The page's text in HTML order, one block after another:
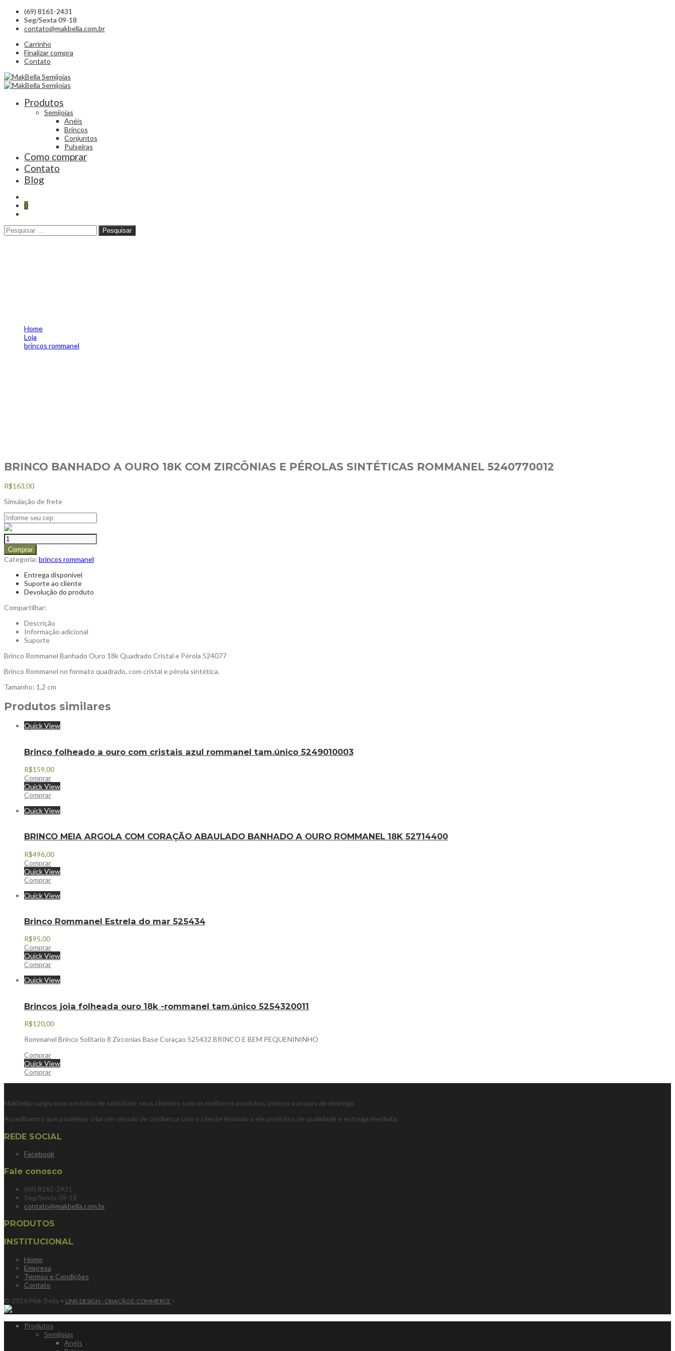
(69) 8161-2431
Seg/Sexta 09-18
contato@makbella.com.br
Carrinho
Finalizar compra
Contato
Produtos
Semijoias
Anéis
Brincos
Conjuntos
Pulseiras
Como comprar
Contato
Blog
0
Pesquisar Pesquisar
Home
Loja
brincos rommanel
BRINCO BANHADO A OURO 18K COM ZIRCÔNIAS E PÉROLAS SINTÉTICAS ROMMANEL 5240770012
R$163,00
Simulação de frete
Comprar
Categoria: brincos rommanel
Entrega disponível
Suporte ao cliente
Devolução do produto
Compartilhar:
Descrição
Informação adicional
Suporte
Brinco Rommanel Banhado Ouro 18k Quadrado Cristal e Pérola 524077
Brinco Rommanel no formato quadrado, com cristal e pérola sintética.
Tamanho: 1,2 cm
Produtos similares
Quick View
Brinco folheado a ouro com cristais azul rommanel tam.único 5249010003
R$159,00
Comprar
Quick View
Comprar
Quick View
BRINCO MEIA ARGOLA COM CORAÇÃO ABAULADO BANHADO A OURO ROMMANEL 18K 52714400
R$496,00
Comprar
Quick View
Comprar
Quick View
Brinco Rommanel Estrela do mar 525434
R$95,00
Comprar
Quick View
Comprar
Quick View
Brincos joia folheada ouro 18k -rommanel tam.único 5254320011
R$120,00
Rommanel Brinco Solitario 8 Zirconias Base Coraçao 525432 BRINCO E BEM PEQUENININHO
Comprar
Quick View
Comprar
Makbella surgiu com o intuito de satisfazer seus clientes com os melhores produtos, preços e prazos de entrega.
Acreditamos que podemos criar um vínculo de confiança com o cliente levando a ele produtos de qualidade e entrega imediata.
REDE SOCIAL
Facebook
Fale conosco
(69) 8161-2431
Seg/Sexta 09-18
contato@makbella.com.br
PRODUTOS
INSTITUCIONAL
Home
Empresa
Termos e Condições
Contato
© 2016 Mak Bella • LINK DESIGN - CRIAÇÃO E-COMMERCE >
Produtos
Semijoias
Anéis